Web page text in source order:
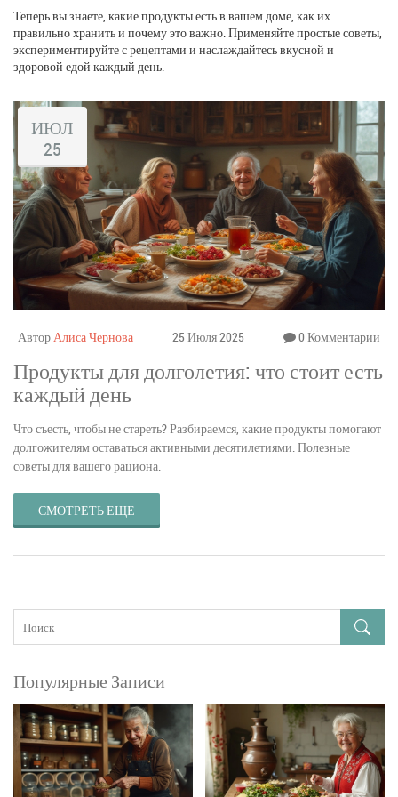
Теперь вы знаете, какие продукты есть в вашем доме, как их
правильно хранить и почему это важно. Применяйте простые советы,
экспериментируйте с рецептами и наслаждайтесь вкусной и
здоровой едой каждый день.
ИЮЛ
25
АвторАлиса Чернова 25 Июля 2025 0 Комментарии
Продукты для долголетия: что стоит есть
каждый день
Что съесть, чтобы не стареть? Разбираемся, какие продукты помогают
долгожителям оставаться активными десятилетиями. Полезные
советы для вашего рациона.
СМОТРЕТЬ ЕЩЕ
Популярные Записи